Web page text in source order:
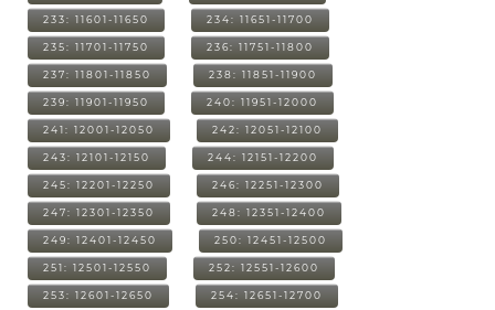
233: 11601-11650 234: 11651-11700
235: 11701-11750 236: 11751-11800
237: 11801-11850 238: 11851-11900
239: 11901-11950 240: 11951-12000
241: 12001-12050 242: 12051-12100
243: 12101-12150 244: 12151-12200
245: 12201-12250 246: 12251-12300
247: 12301-12350 248: 12351-12400
249: 12401-12450 250: 12451-12500
251: 12501-12550 252: 12551-12600
253: 12601-12650 254: 12651-12700